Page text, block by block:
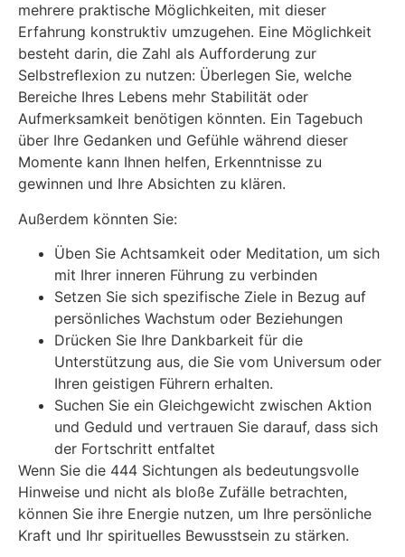
mehrere praktische Möglichkeiten, mit dieser
Erfahrung konstruktiv umzugehen. Eine Möglichkeit
besteht darin, die Zahl als Aufforderung zur
Selbstreflexion zu nutzen: Überlegen Sie, welche
Bereiche Ihres Lebens mehr Stabilität oder
Aufmerksamkeit benötigen könnten. Ein Tagebuch
über Ihre Gedanken und Gefühle während dieser
Momente kann Ihnen helfen, Erkenntnisse zu
gewinnen und Ihre Absichten zu klären.
Außerdem könnten Sie:
Üben Sie Achtsamkeit oder Meditation, um sich
mit Ihrer inneren Führung zu verbinden
Setzen Sie sich spezifische Ziele in Bezug auf
persönliches Wachstum oder Beziehungen
Drücken Sie Ihre Dankbarkeit für die
Unterstützung aus, die Sie vom Universum oder
Ihren geistigen Führern erhalten.
Suchen Sie ein Gleichgewicht zwischen Aktion
und Geduld und vertrauen Sie darauf, dass sich
der Fortschritt entfaltet
Wenn Sie die 444 Sichtungen als bedeutungsvolle
Hinweise und nicht als bloße Zufälle betrachten,
können Sie ihre Energie nutzen, um Ihre persönliche
Kraft und Ihr spirituelles Bewusstsein zu stärken.